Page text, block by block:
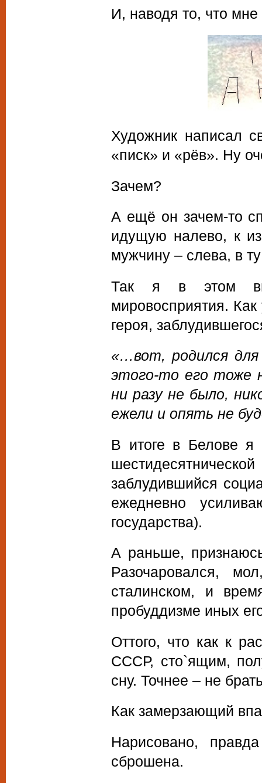
И, наводя то, что
Художник написал
«писк» и «рёв». Ну
Зачем?
А ещё он зачем-то
идущую налево, к
мужчину – слева, в
Так я в этом
мировосприятия.
героя,
«…вот, родился
этого-то его тоже
ни разу не было,
ежели и опять не
В итоге в Белове я
заблудившийся
ежедневно
государства).
А раньше,
Разочаровался,
сталинском, и
пробуддизме иных
Оттого, что как к
СССР, сто`ящим,
сну. Точнее – не
Как замерзающий
Нарисовано,
сброшена.